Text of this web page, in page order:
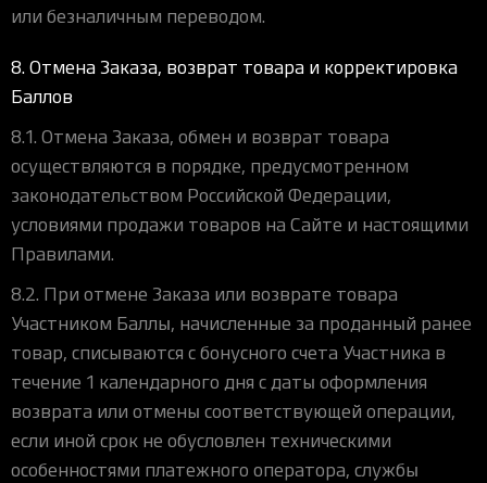
или безналичным переводом.
8. Отмена Заказа, возврат товара и корректировка
Баллов
8.1. Отмена Заказа, обмен и возврат товара
осуществляются в порядке, предусмотренном
законодательством Российской Федерации,
условиями продажи товаров на Сайте и настоящими
Правилами.
8.2. При отмене Заказа или возврате товара
Участником Баллы, начисленные за проданный ранее
товар, списываются с бонусного счета Участника в
течение 1 календарного дня с даты оформления
возврата или отмены соответствующей операции,
если иной срок не обусловлен техническими
особенностями платежного оператора, службы